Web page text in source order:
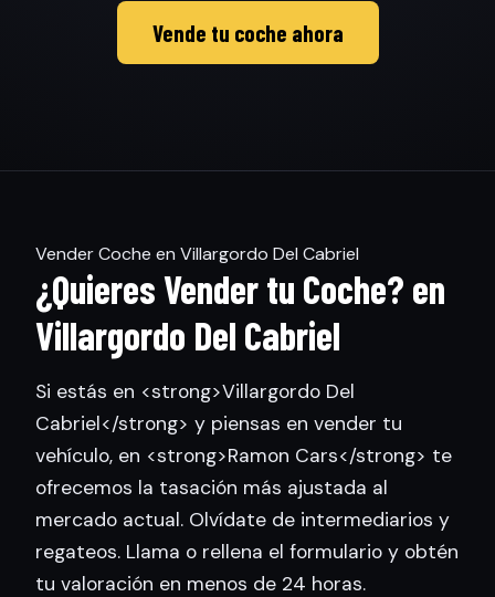
Vende tu coche ahora
Vender Coche en Villargordo Del Cabriel
¿Quieres Vender tu Coche? en
Villargordo Del Cabriel
Si estás en <strong>Villargordo Del
Cabriel</strong> y piensas en vender tu
vehículo, en <strong>Ramon Cars</strong> te
ofrecemos la tasación más ajustada al
mercado actual. Olvídate de intermediarios y
regateos. Llama o rellena el formulario y obtén
tu valoración en menos de 24 horas.